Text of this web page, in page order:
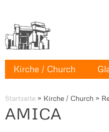
Kirche / Church
Startseite » Kirche / Church »
AMICA